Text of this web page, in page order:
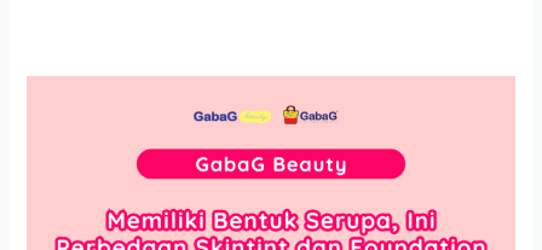
Perbedaan
Skintint